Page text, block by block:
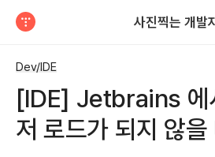
사진찍는 개발
Dev/IDE
[IDE] Jetbrains 에
저 로드가 되지 않을